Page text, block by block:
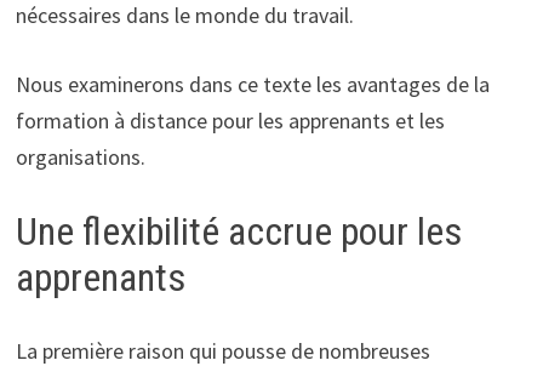
nécessaires dans le monde du travail.
Nous examinerons dans ce texte les avantages de la
formation à distance pour les apprenants et les
organisations.
Une flexibilité accrue pour les
apprenants
La première raison qui pousse de nombreuses